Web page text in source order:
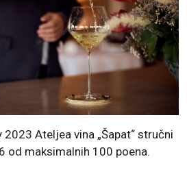
Ateljea vina „Šapat“ stručni
od maksimalnih 100 poena.